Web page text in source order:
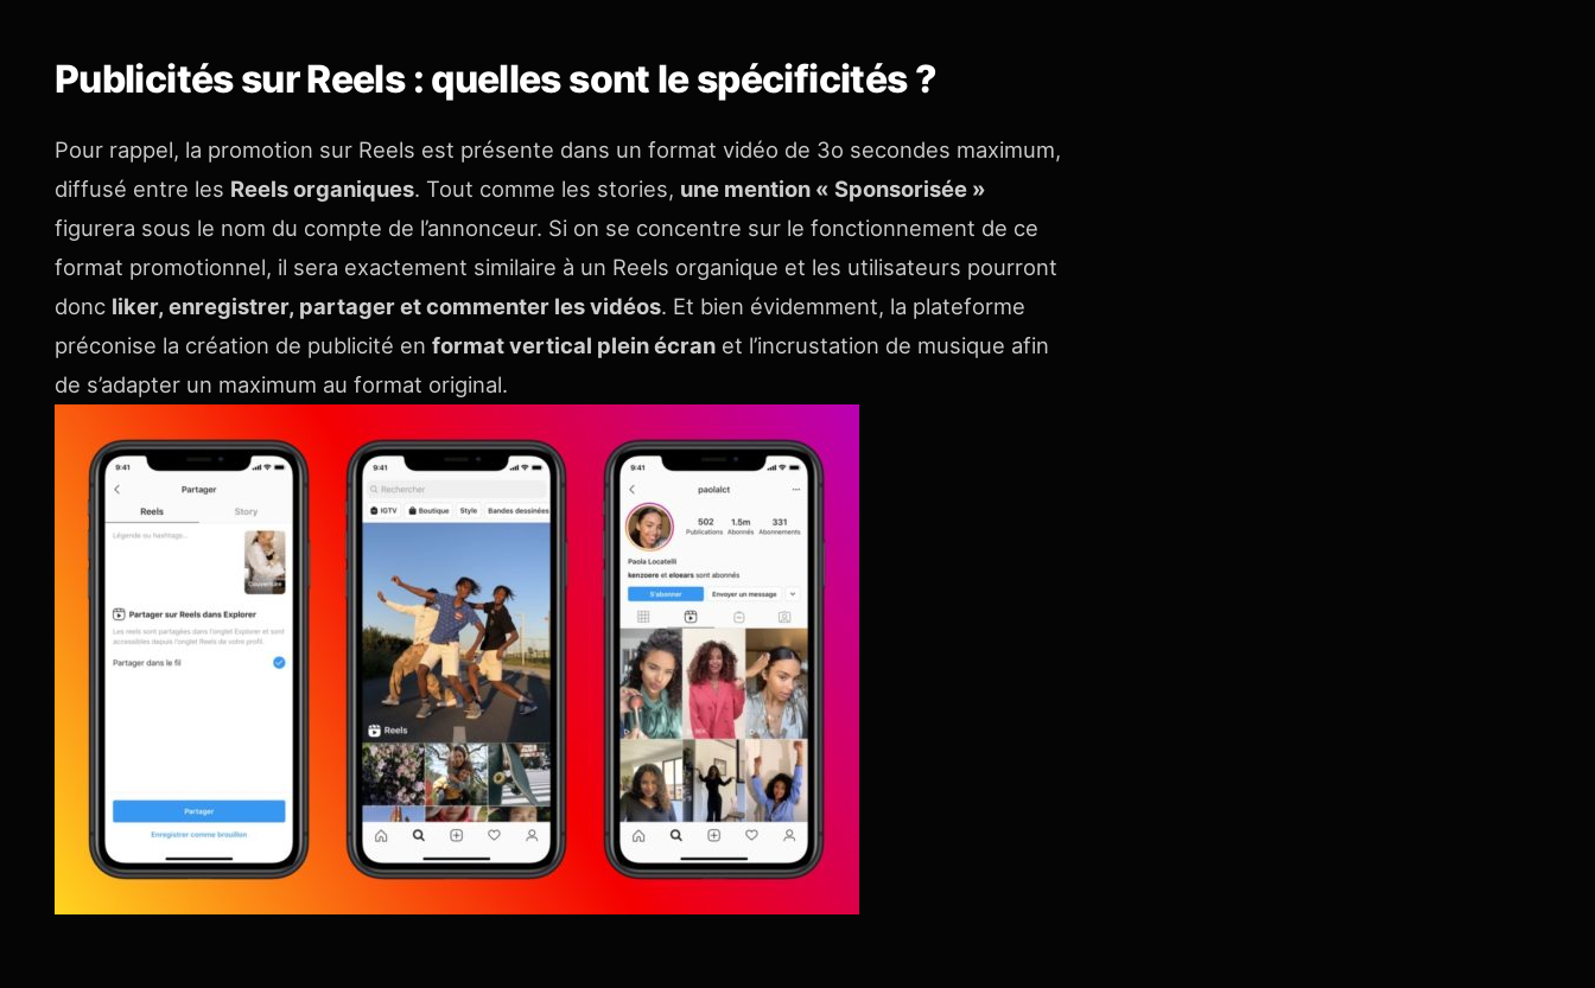
Publicités sur Reels : quelles sont le spécificités ?
Pour rappel, la promotion sur Reels est présente dans un format vidéo de 3o secondes maximum,
diffusé entre les Reels organiques. Tout comme les stories, une mention « Sponsorisée »
figurera sous le nom du compte de l’annonceur. Si on se concentre sur le fonctionnement de ce
format promotionnel, il sera exactement similaire à un Reels organique et les utilisateurs pourront
donc liker, enregistrer, partager et commenter les vidéos. Et bien évidemment, la plateforme
préconise la création de publicité en format vertical plein écran et l’incrustation de musique afin
de s’adapter un maximum au format original.